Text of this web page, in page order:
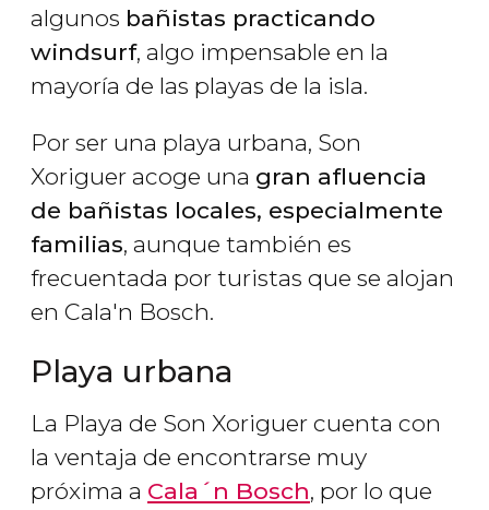
algunos bañistas practicando
windsurf, algo impensable en la
mayoría de las playas de la isla.
Por ser una playa urbana, Son
Xoriguer acoge una gran afluencia
de bañistas locales, especialmente
familias, aunque también es
frecuentada por turistas que se alojan
en Cala'n Bosch.
Playa urbana
La Playa de Son Xoriguer cuenta con
la ventaja de encontrarse muy
próxima a Cala´n Bosch, por lo que